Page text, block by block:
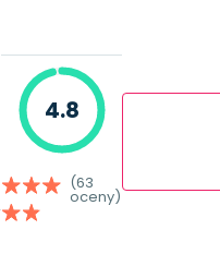
4.8
(63
oceny)